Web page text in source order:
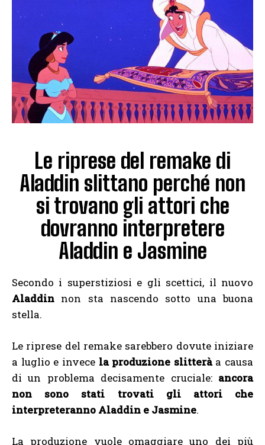
Le riprese del remake di
Aladdin slittano perché non
si trovano gli attori che
dovranno interpretere
Aladdin e Jasmine
Secondo i superstiziosi e gli scettici, il nuovo
Aladdin non sta nascendo sotto una buona
stella.
Le riprese del remake sarebbero dovute iniziare
a luglio e invece la produzione slitteràa causa
di un problema decisamente cruciale: ancora
non sono stati trovati gli attori che
interpreteranno Aladdin e Jasmine.
La produzione vuole omaggiare uno dei più